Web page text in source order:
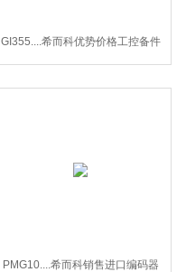
GI355....希而科优势价格工控备件
GI355
PMG10....希而科销售进口编码器